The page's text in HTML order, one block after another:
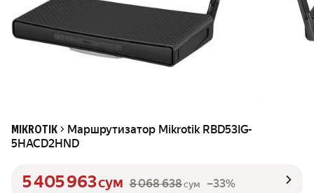
MIKROTIK
Маршрутизатор Mikrotik RBD53IG-
5HACD2HND
5 405 963сум 8 068 638сум –33%